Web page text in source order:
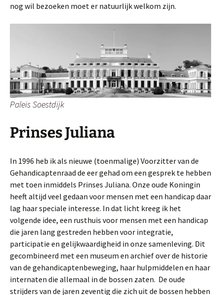
nog wil bezoeken moet er natuurlijk welkom zijn.
Paleis Soestdijk
Prinses Juliana
In 1996 heb ik als nieuwe (toenmalige) Voorzitter van de
Gehandicaptenraad de eer gehad om een gesprek te hebben
met toen inmiddels Prinses Juliana. Onze oude Koningin
heeft altijd veel gedaan voor mensen met een handicap daar
lag haar speciale interesse. In dat licht kreeg ik het
volgende idee, een rusthuis voor mensen met een handicap
die jaren lang gestreden hebben voor integratie,
participatie en gelijkwaardigheid in onze samenleving. Dit
gecombineerd met een museum en archief over de historie
van de gehandicaptenbeweging, haar hulpmiddelen en haar
internaten die allemaal in de bossen zaten. De oude
strijders van de jaren zeventig die zich uit de bossen hebben